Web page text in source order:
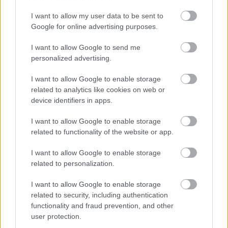
I want to allow my user data to be sent to
Google for online advertising purposes.
I want to allow Google to send me
personalized advertising.
I want to allow Google to enable storage
related to analytics like cookies on web or
device identifiers in apps.
I want to allow Google to enable storage
related to functionality of the website or app.
I want to allow Google to enable storage
related to personalization.
I want to allow Google to enable storage
related to security, including authentication
functionality and fraud prevention, and other
user protection.
FAZ: Eπιφυλακτική η Ε.Ε. για την
συμφωνία με την Ελλάδα
, 21 Φεβρουαρίου 2015